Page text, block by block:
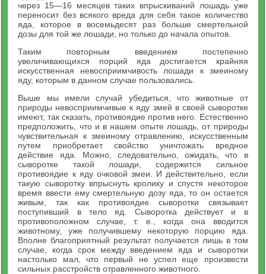
через 15—16 месяцев таких впрыскиваний лошадь уже
переносит без всякого вреда для себя такое количество
яда, которое в восемьдесят раз больше смертельной
дозы для той же лошади, но только до начала опытов.
Таким повторным введением постепенно
увеличивающихся порций яда достигается крайняя
искусственная невосприимчивость лошади к змеиному
яду, которым в данном случае пользовались.
Выше мы имели случай убедиться, что животные от
природы невосприимчивые к яду змей в своей сыворотке
имеют, так сказать, противоядие против него. Естественно
предположить, что и в нашем опыте лошадь, от природы
чувствительная к змеиному отравлению, искусственным
путем приобретает свойство уничтожать вредное
действие яда. Можно, следовательно, ожидать, что в
сыворотке такой лошади, содержится сильное
противоядие к яду очковой змеи. И действительно, если
такую сыворотку впрыснуть кролику и спустя некоторое
время ввести ему смертельную дозу яда, то он остается
живым, так как противоядие сыворотки связывает
поступивший в тело яд. Сыворотка действует и в
противоположном случае, т. е., когда она вводится
животному, уже получившему некоторую порцию яда.
Вполне благоприятный результат получается лишь в том
случае, когда срок между введением яда и сыворотки
настолько мал, что первый не успел еще произвести
сильных расстройств отравленного животного.